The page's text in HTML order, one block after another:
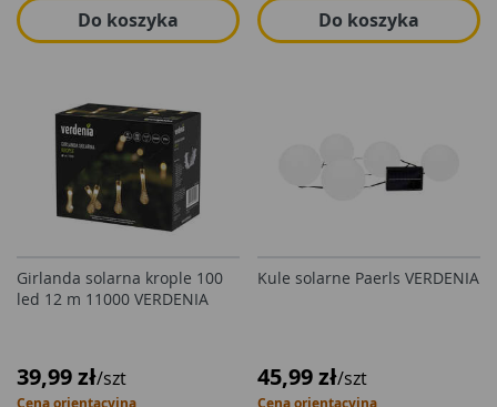
Do koszyka Do koszyka
Girlanda solarna krople 100
led 12 m 11000 VERDENIA
39,99 zł/szt
Cena orientacyjna
Kule solarne Paerls VERDENIA
45,99 zł/szt
Cena orientacyjna